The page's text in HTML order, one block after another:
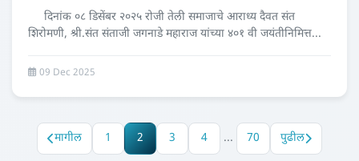
दिनांक ०८ डिसेंबर २०२५ रोजी तेली समाजाचे आराध्य दैवत संत
शिरोमणी, श्री.संत संताजी जगनाडे महाराज यांच्या ४०१ वी जयंतीनिमित्त...
09 Dec 2025
मागील 1 2 3 4 ... 70 पुढील